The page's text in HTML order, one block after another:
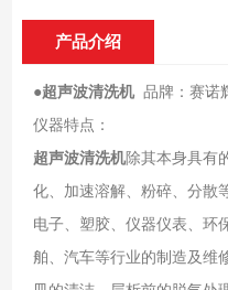
产品介绍
●超声波清洗机品牌：赛诺
仪器特点：
超声波清洗机除其本身具有
化、加速溶解、粉碎、分散
电子、塑胶、仪器仪表、环
舶、汽车等行业的制造及维